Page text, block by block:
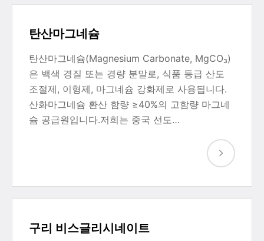
탄산마그네슘
탄산마그네슘(Magnesium Carbonate, MgCO₃)
은 백색 경질 또는 경량 분말로, 식품 등급 산도
조절제, 이형제, 마그네슘 강화제로 사용됩니다.
산화마그네슘 환산 함량 ≥40%의 고함량 마그네
슘 공급원입니다.저희는 중국 선도…
구리 비스글리시네이트